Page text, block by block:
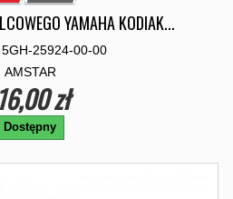
YAMAHA KODIAK...
25924-00-00
AMSTAR
16,00 zł
Dostępny